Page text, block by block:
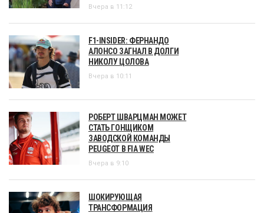
Вчера в 11:12
F1-INSIDER: ФЕРНАНДО
АЛОНСО ЗАГНАЛ В ДОЛГИ
НИКОЛУ ЦОЛОВА
Вчера в 10:11
РОБЕРТ ШВАРЦМАН МОЖЕТ
СТАТЬ ГОНЩИКОМ
ЗАВОДСКОЙ КОМАНДЫ
PEUGEOT В FIA WEC
Вчера в 9:10
ШОКИРУЮЩАЯ
ТРАНСФОРМАЦИЯ